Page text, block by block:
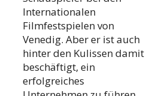
Internationalen
Filmfestspielen von
Venedig. Aber er ist auch
hinter den Kulissen damit
beschäftigt, ein
erfolgreiches